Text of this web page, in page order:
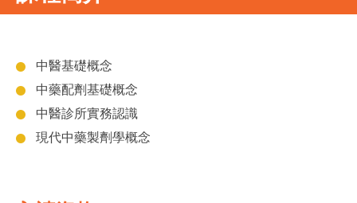
中醫基礎概念
中藥配劑基礎概念
中醫診所實務認識
現代中藥製劑學概念